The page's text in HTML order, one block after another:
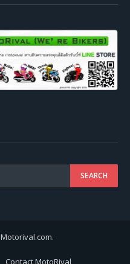
Motorival.com.
Contact MotoRival